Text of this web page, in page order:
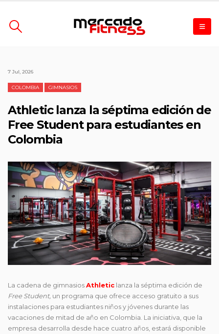
7 Jul, 2026
COLOMBIA GIMNASIOS
Athletic lanza la séptima edición de
Free Student para estudiantes en
Colombia
La cadena de gimnasiosAthletic lanza la séptima edición de
Free Student, un programa que ofrece acceso gratuito a sus
instalaciones para estudiantes niños y jóvenes durante las
vacaciones de mitad de año en Colombia. La iniciativa, que la
empresa desarrolla desde hace cuatro años, estará disponible